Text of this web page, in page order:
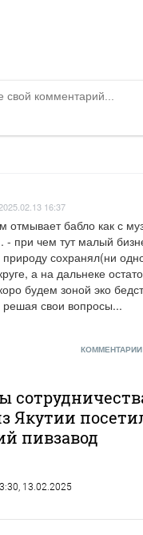
16:37
отмывает бабло как с
- при чем тут малый
сохранял(ни
а на дальнеке
будем зоной эко
решая свои вопросы...
Якутии
пивзавод
13.02.2025